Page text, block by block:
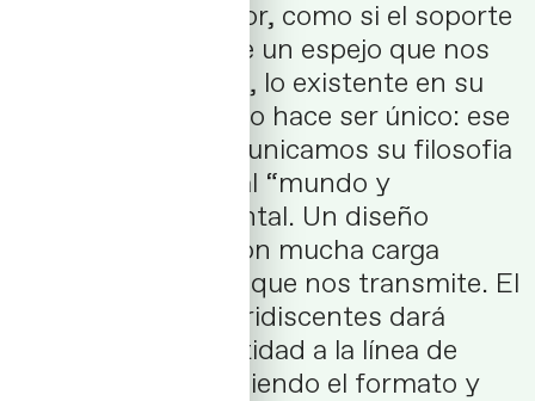
como hilo conductor, como si el soporte
de la etiqueta fuese un espejo que nos
muestra el entorno, lo existente en su
inmediatez, lo que lo hace ser único: ese
momento. Así comunicamos su filosofia
de marca cercana al “mundo y
pensamiento” oriental. Un diseño
minimalista pero con mucha carga
emocional sobre lo que nos transmite. El
uso de materiales iridiscentes dará
continuidad e identidad a la línea de
productos, manteniendo el formato y